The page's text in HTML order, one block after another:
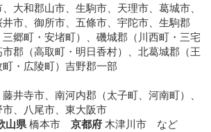
大和郡山市、生駒市、天理市、葛城市、
市、御所市、五條市、宇陀市、生駒郡
三郷町・安堵町）、磯城郡（川西町・三宅
郡（高取町・明日香村）、北葛城郡（王
・広陵町）吉野郡一部
井寺市、南河内郡（太子町、河南町）、
、八尾市、東大阪市
山県 橋本市京都府 木津川市 など